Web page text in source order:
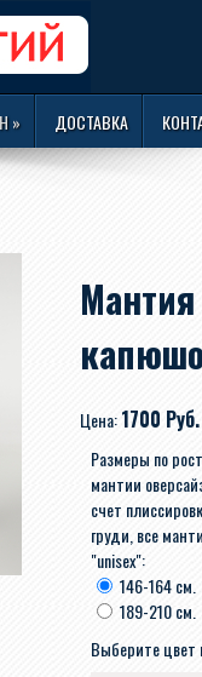
» ДОСТАВКА
Цена:1700 Руб.
Размеры по
мантии
счет
груди, все
"unisex":
146-164 см.
189-210 см.
Выберите цвет